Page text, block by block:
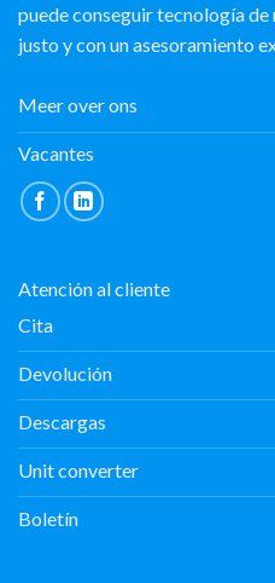
puede conseguir tecnología
justo y con un asesoramiento
Meer over ons
Vacantes
Atención al cliente
Cita
Devolución
Descargas
Unit converter
Boletín